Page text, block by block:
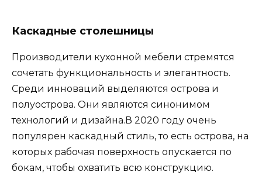
Каскадные столешницы
Производители кухонной мебели стремятся
сочетать функциональность и элегантность.
Среди инноваций выделяются острова и
полуострова. Они являются синонимом
технологий и дизайна.В 2020 году очень
популярен каскадный стиль, то есть острова, на
которых рабочая поверхность опускается по
бокам, чтобы охватить всю конструкцию.